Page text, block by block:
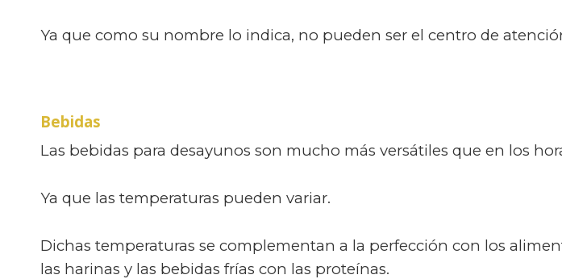
Ya que como su nombre lo indica, no pueden ser el centro de
Bebidas
Las bebidas para desayunos son mucho más versátiles que en los
Ya que las temperaturas pueden variar.
Dichas temperaturas se complementan a la perfección con los
las harinas y las bebidas frías con las proteínas.